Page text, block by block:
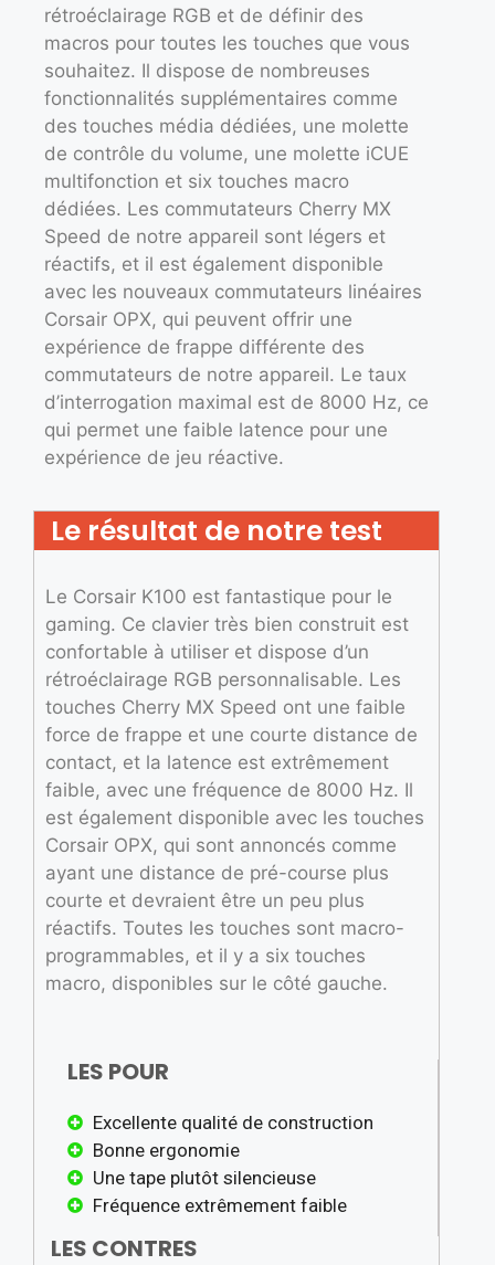
rétroéclairage RGB et de définir des
macros pour toutes les touches que vous
souhaitez. Il dispose de nombreuses
fonctionnalités supplémentaires comme
des touches média dédiées, une molette
de contrôle du volume, une molette iCUE
multifonction et six touches macro
dédiées. Les commutateurs Cherry MX
Speed de notre appareil sont légers et
réactifs, et il est également disponible
avec les nouveaux commutateurs linéaires
Corsair OPX, qui peuvent offrir une
expérience de frappe différente des
commutateurs de notre appareil. Le taux
d’interrogation maximal est de 8000 Hz, ce
qui permet une faible latence pour une
expérience de jeu réactive.
Le résultat de notre test
Le Corsair K100 est fantastique pour le
gaming. Ce clavier très bien construit est
confortable à utiliser et dispose d’un
rétroéclairage RGB personnalisable. Les
touches Cherry MX Speed ont une faible
force de frappe et une courte distance de
contact, et la latence est extrêmement
faible, avec une fréquence de 8000 Hz. Il
est également disponible avec les touches
Corsair OPX, qui sont annoncés comme
ayant une distance de pré-course plus
courte et devraient être un peu plus
réactifs. Toutes les touches sont macro-
programmables, et il y a six touches
macro, disponibles sur le côté gauche.
LES POUR
Excellente qualité de construction
Bonne ergonomie
Une tape plutôt silencieuse
Fréquence extrêmement faible
LES CONTRES